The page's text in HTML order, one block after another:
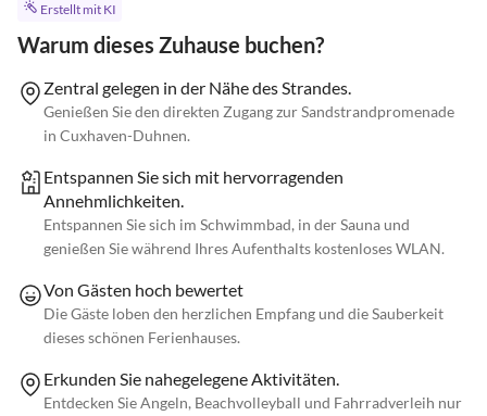
Erstellt mit KI
Warum dieses Zuhause buchen?
Zentral gelegen in der Nähe des Strandes.
Genießen Sie den direkten Zugang zur Sandstrandpromenade
in Cuxhaven-Duhnen.
Entspannen Sie sich mit hervorragenden
Annehmlichkeiten.
Entspannen Sie sich im Schwimmbad, in der Sauna und
genießen Sie während Ihres Aufenthalts kostenloses WLAN.
Von Gästen hoch bewertet
Die Gäste loben den herzlichen Empfang und die Sauberkeit
dieses schönen Ferienhauses.
Erkunden Sie nahegelegene Aktivitäten.
Entdecken Sie Angeln, Beachvolleyball und Fahrradverleih nur